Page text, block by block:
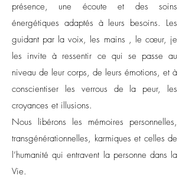
présence, une écoute et des soins
énergétiques adaptés à leurs besoins. Les
guidant par la voix, les mains , le cœur, je
les invite à ressentir ce qui se passe au
niveau de leur corps, de leurs émotions, et à
conscientiser les verrous de la peur, les
croyances et illusions.
Nous libérons les mémoires personnelles,
transgénérationnelles, karmiques et celles de
l’humanité qui entravent la personne dans la
Vie.